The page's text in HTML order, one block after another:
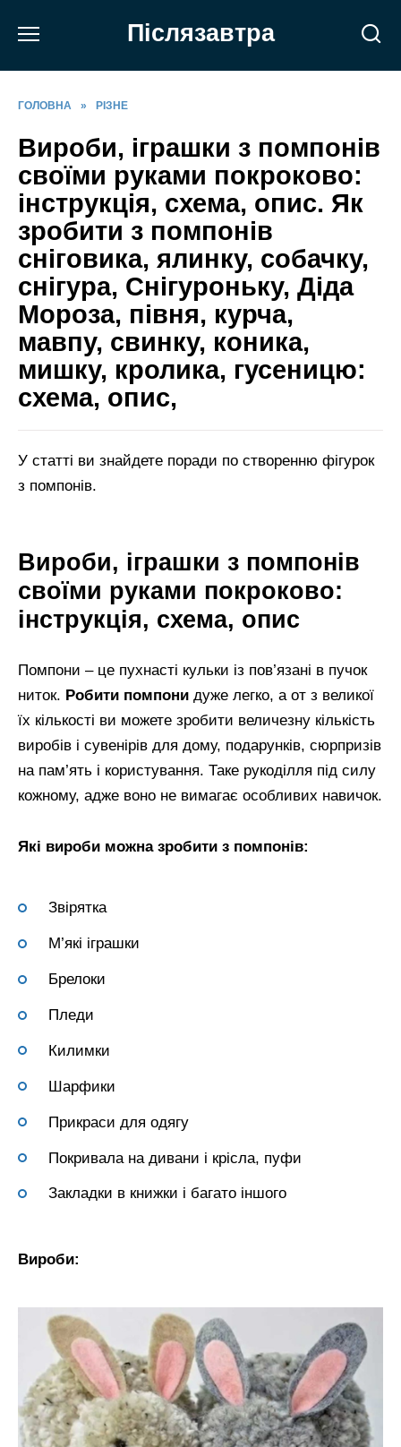
Післязавтра
ГОЛОВНА » РІЗНЕ
Вироби, іграшки з помпонів
своїми руками покроково:
інструкція, схема, опис. Як
зробити з помпонів
сніговика, ялинку, собачку,
снігура, Снігуроньку, Діда
Мороза, півня, курча,
мавпу, свинку, коника,
мишку, кролика, гусеницю:
схема, опис,
У статті ви знайдете поради по створенню фігурок
з помпонів.
Вироби, іграшки з помпонів
своїми руками покроково:
інструкція, схема, опис
Помпони – це пухнасті кульки із пов’язані в пучок
ниток. Робити помпони дуже легко, а от з великої
їх кількості ви можете зробити величезну кількість
виробів і сувенірів для дому, подарунків, сюрпризів
на пам’ять і користування. Таке рукоділля під силу
кожному, адже воно не вимагає особливих навичок.
Які вироби можна зробити з помпонів:
Звірятка
М’які іграшки
Брелоки
Пледи
Килимки
Шарфики
Прикраси для одягу
Покривала на дивани і крісла, пуфи
Закладки в книжки і багато іншого
Вироби: